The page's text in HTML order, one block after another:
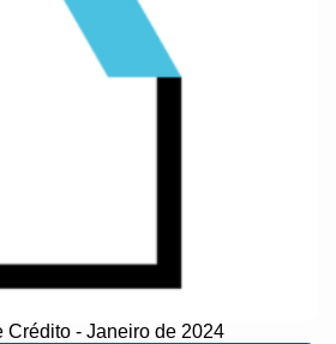
Crédito - Janeiro de 2024